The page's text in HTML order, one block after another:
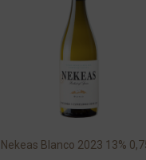
Nekeas Blanco 2023 13%